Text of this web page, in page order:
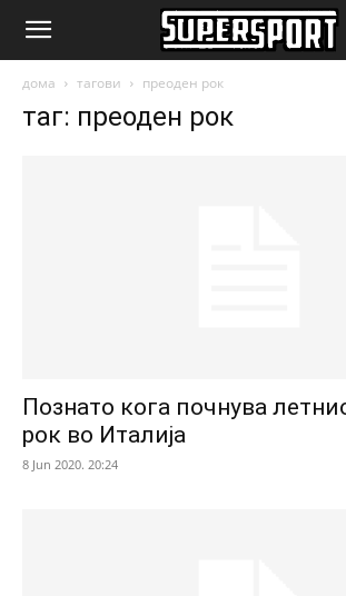
SuperSport.mk
дома тагови преоден рок
таг: преоден рок
Познато кога почнува
рок во Италија
8 Jun 2020. 20:24